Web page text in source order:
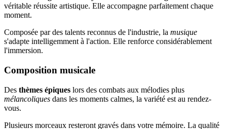
véritable réussite artistique. Elle accompagne parfaitement chaque
moment.
Composée par des talents reconnus de l'industrie, la musique
s'adapte intelligemment à l'action. Elle renforce considérablement
l'immersion.
Composition musicale
Des thèmes épiques lors des combats aux mélodies plus
mélancoliques dans les moments calmes, la variété est au rendez-
vous.
Plusieurs morceaux resteront gravés dans votre mémoire. La qualité